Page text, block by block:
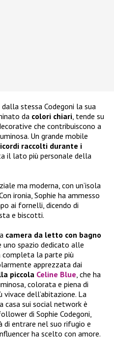
stessa Codegoni la sua
da colori chiari , tende su
che contribuiscono a
Un grande mobile
raccolti durante i
il lato più personale della
ma moderna, con un’isola
ironia, Sophie ha ammesso
ai fornelli, dicendo di
e biscotti.
camera da letto con bagno
uno spazio dedicato alle
completa la parte più
apprezzata dai
piccola Celine Blue , che ha
colorata e piena di
vivace dell’abitazione. La
casa sui social network è
di Sophie Codegoni,
di entrare nel suo rifugio e
ha scelto con amore.